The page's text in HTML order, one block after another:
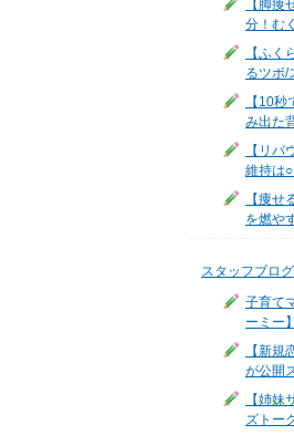
【脚
分！む
【ふ
るツボ/
【10
み出た
【リ
維持は
【痩
を燃や
スタッフブログ
子育て
ーミー
【新
が公開
【姉
ズトー